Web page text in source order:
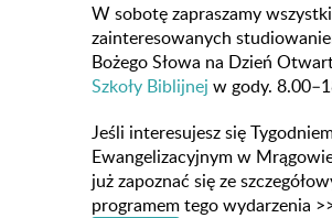
W sobotę zapraszamy
zainteresowanych
Bożego Słowa na Dzień
Szkoły Biblijnej w gody.
Jeśli interesujesz się
Ewangelizacyjnym w
już zapoznać się ze
programem tego wydarzenia